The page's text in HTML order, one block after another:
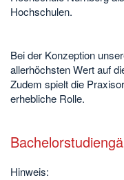
Hochschulen.
Bei der Konzeption
allerhöchsten Wert auf
Zudem spielt die
erhebliche Rolle.
Hinweis: